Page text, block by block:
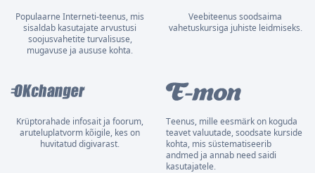
Populaarne Interneti-teenus, mis
sisaldab kasutajate arvustusi
soojusvahetite turvalisuse,
mugavuse ja aususe kohta.
Veebiteenus soodsaima
vahetuskursiga juhiste leidmiseks.
Krüptorahade infosait ja foorum,
aruteluplatvorm kõigile, kes on
huvitatud digivarast.
Teenus, mille eesmärk on koguda
teavet valuutade, soodsate kurside
kohta, mis süstematiseerib
andmed ja annab need saidi
kasutajatele.